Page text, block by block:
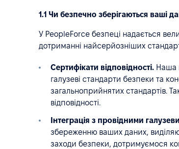
1.1 Чи безпечно зберігаються ваші
У PeopleForce безпеці надається
дотриманні найсерйозніших
Сертифікати відповідності. Наша
галузеві стандарти безпеки та
загальноприйнятих стандартів.
відповідності.
Інтеграція з провідними
збереженню ваших даних,
заходи безпеки, дотримуємося